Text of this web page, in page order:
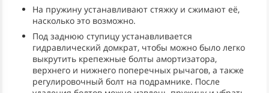
На пружину устанавливают стяжку и сжимают её,
насколько это возможно.
Под заднюю ступицу устанавливается
гидравлический домкрат, чтобы можно было легко
выкрутить крепежные болты амортизатора,
верхнего и нижнего поперечных рычагов, а также
регулировочный болт на подрамнике. После